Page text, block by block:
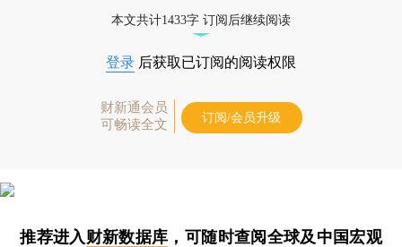
本文共计1433字 订阅后继续阅读
登录 后获取已订阅的阅读权限
财新通会员
可畅读全文
订阅/会员升级
推荐进入财新数据库 ，可随时查阅全球及中国宏观